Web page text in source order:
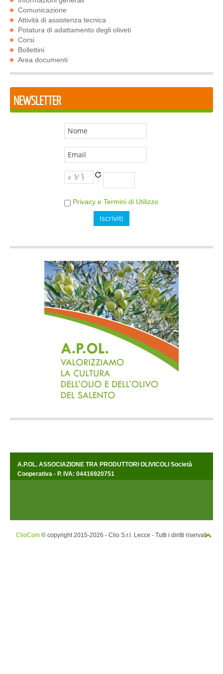
Comunicazione
Attività di assistenza tecnica
Potatura di adattamento degli oliveti
Corsi
Bollettini
Area documenti
NEWSLETTER
Privacy e Termini di Utilizzo
A.P.OL. ASSOCIAZIONE TRA PRODUTTORI OLIVICOLI Società
Cooperativa - P. IVA: 04416920751
ClioCom © copyright 2015-2026 - Clio S.r.l. Lecce - Tutti i diritti riservati